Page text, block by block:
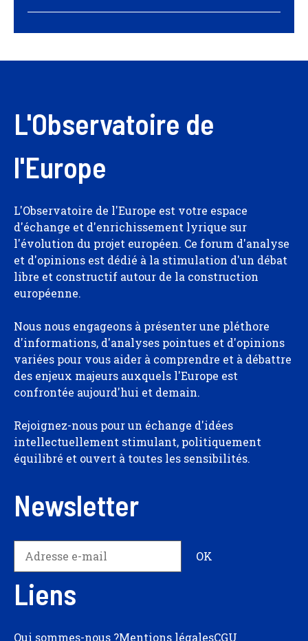
L'Observatoire de
l'Europe
L'Observatoire de l'Europe est votre espace
d'échange et d'enrichissement lyrique sur
l'évolution du projet européen. Ce forum d'analyse
et d'opinions est dédié à la stimulation d'un débat
libre et constructif autour de la construction
européenne.
Nous nous engageons à présenter une pléthore
d'informations, d'analyses pointues et d'opinions
variées pour vous aider à comprendre et à débattre
des enjeux majeurs auxquels l'Europe est
confrontée aujourd'hui et demain.
Rejoignez-nous pour un échange d'idées
intellectuellement stimulant, politiquement
équilibré et ouvert à toutes les sensibilités.
Newsletter
Liens
Qui sommes-nous ?Mentions légalesCGU